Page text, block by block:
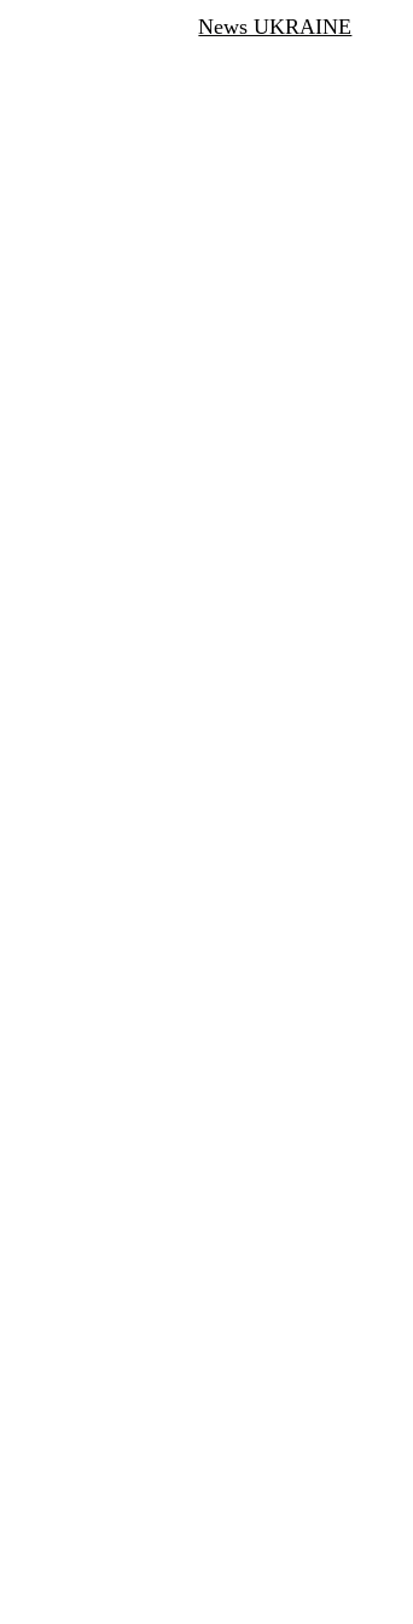
News UKRAINE